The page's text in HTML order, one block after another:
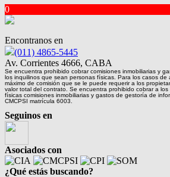
0
Encontranos en
(011) 4865-5445
Av. Corrientes 4666, CABA
Se encuentra prohibido cobrar comisiones inmobiliarias y
los inquilinos que sean personas físicas. Para los casos de
máximo de comisión que se le puede requerir a los
valor total del contrato. Se encuentra prohibido cobrar a
físicas comisiones inmobiliarias y gastos de gestoría de
CMCPSI matrícula 6003.
Seguinos en
Asociados con
¿Qué estás buscando?